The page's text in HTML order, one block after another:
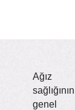
Ağız
sağlığının
genel